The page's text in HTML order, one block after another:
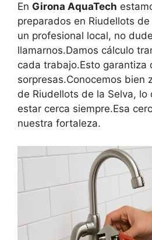
En Girona AquaTech
preparados en Riudellots
un profesional local, no
llamarnos.Damos cálculo
cada trabajo.Esto garantiza
sorpresas.Conocemos bien
de Riudellots de la Selva, lo
estar cerca siempre.Esa
nuestra fortaleza.